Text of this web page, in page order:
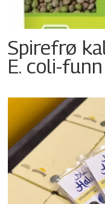
Spirefrø
E. coli-funn